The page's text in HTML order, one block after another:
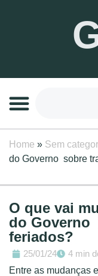
Home » Sem
do Governo sobre
O que vai
do Governo
feriados?
25/01/24
4 min
Entre as mudanças